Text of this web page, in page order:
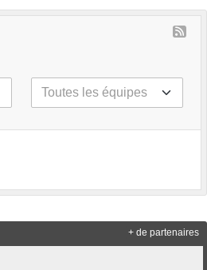
+ de partenaires